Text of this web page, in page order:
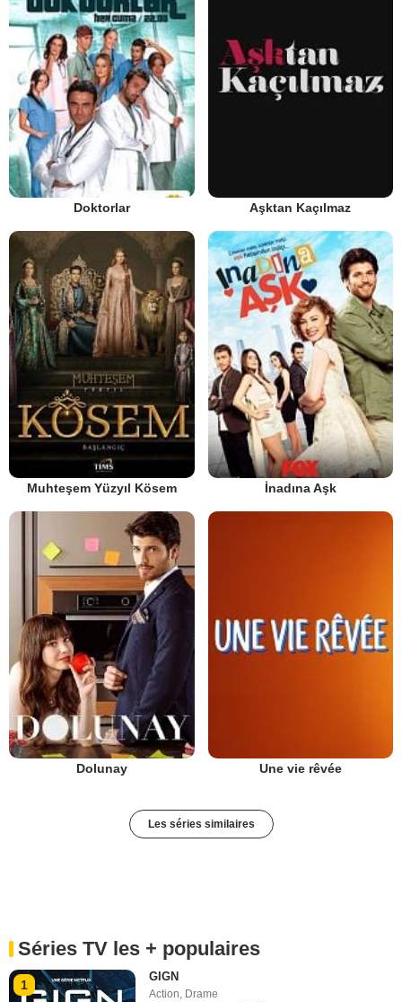
Doktorlar Aşktan Kaçılmaz
Muhteşem Yüzyıl Kösem İnadına Aşk
Dolunay Une vie rêvée
Les séries similaires
Séries TV les + populaires
1
GIGN
Action, Drame